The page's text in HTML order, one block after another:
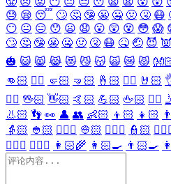
😓 😪 😴 🙄 🤔 🤥 😬 🤐 🤢 🤧 😷
😶 😐 😑 😯 😦 😧 😮 😲 😵 😳 😱
🙄 🤔 🤥 😬 🤐 🤢 🤧 😷 🤒 🤕 😈 👿
🎃 😺 😸 😹 😻 😼 😽 🙀 😿 😾
👊🏻 ✊🏻 🤛🏻 🤜🏻 🤞🏻 ✌🏻 🤘🏻
🖐🏻 🖖🏻 👋🏻 🤙🏻 💪🏻 🖕🏻 ✍🏻
👃🏻 👣 👀 👤 👥 👶🏻 👦🏻 👧🏻
👵🏻 👲🏻 👳🏻‍♀️ 👳🏻 👮🏻‍♀️ 👮🏻
👩🏻‍⚕️ 👨🏻‍⚕️ 👩🏻‍🌾 👩🏻‍🍳 👨🏻‍🍳